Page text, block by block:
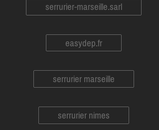
serrurier-marseille.sarl
easydep.fr
serrurier marseille
serrurier nimes